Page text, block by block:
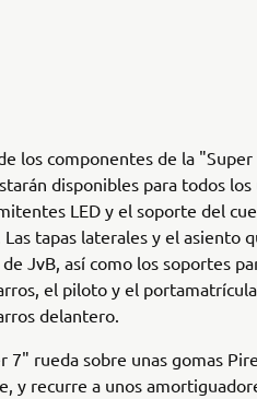
los componentes de la
disponibles para todos los
LED y el soporte del
Las tapas laterales y el asiento
JvB, así como los soportes
el piloto y el
delantero.
7" rueda sobre unas gomas
y recurre a unos